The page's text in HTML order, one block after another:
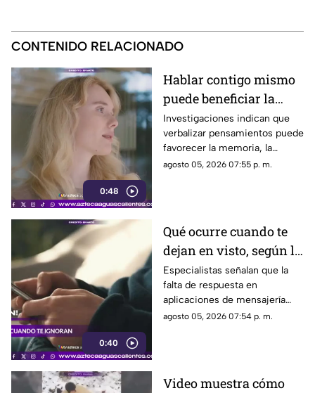
CONTENIDO RELACIONADO
0:48
Hablar contigo mismo
puede beneficiar la
concentración y la
memoria
Investigaciones indican que
verbalizar pensamientos puede
favorecer la memoria, la
planificación y el manejo de
agosto 05, 2026 07:55 p. m.
0:40
Qué ocurre cuando te
dejan en visto, según la
psicología
Especialistas señalan que la
falta de respuesta en
aplicaciones de mensajería
puede tener efectos
agosto 05, 2026 07:54 p. m.
Video muestra cómo